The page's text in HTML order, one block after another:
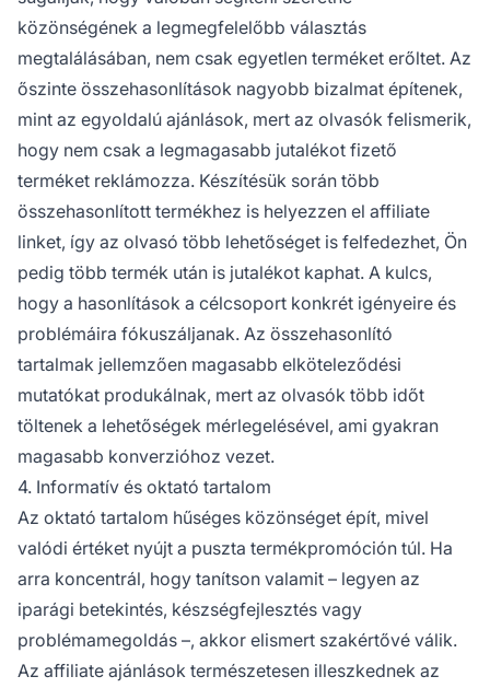
közönségének a legmegfelelőbb választás
megtalálásában, nem csak egyetlen terméket erőltet. Az
őszinte összehasonlítások nagyobb bizalmat építenek,
mint az egyoldalú ajánlások, mert az olvasók felismerik,
hogy nem csak a legmagasabb jutalékot fizető
terméket reklámozza. Készítésük során több
összehasonlított termékhez is helyezzen el affiliate
linket, így az olvasó több lehetőséget is felfedezhet, Ön
pedig több termék után is jutalékot kaphat. A kulcs,
hogy a hasonlítások a célcsoport konkrét igényeire és
problémáira fókuszáljanak. Az összehasonlító
tartalmak jellemzően magasabb elköteleződési
mutatókat produkálnak, mert az olvasók több időt
töltenek a lehetőségek mérlegelésével, ami gyakran
magasabb konverzióhoz vezet.
4. Informatív és oktató tartalom
Az oktató tartalom hűséges közönséget épít, mivel
valódi értéket nyújt a puszta termékpromóción túl. Ha
arra koncentrál, hogy tanítson valamit – legyen az
iparági betekintés, készségfejlesztés vagy
problémamegoldás –, akkor elismert szakértővé válik.
Az affiliate ajánlások természetesen illeszkednek az